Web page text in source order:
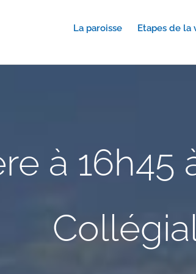
La paroisse Etapes de la
à 16h45